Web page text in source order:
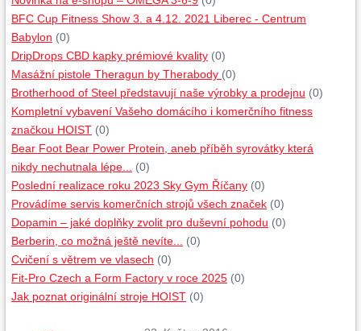
BFC Cup Fitness Show 3. a 4.12. 2021 Liberec - Centrum
Babylon (0)
DripDrops CBD kapky prémiové kvality (0)
Masážní pistole Theragun by Therabody (0)
Brotherhood of Steel představují naše výrobky a prodejnu (0)
Kompletní vybavení Vašeho domácího i komerčního fitness
značkou HOIST (0)
Bear Foot Bear Power Protein, aneb příběh syrovátky která
nikdy nechutnala lépe...
(0)
Poslední realizace roku 2023 Sky Gym Říčany (0)
Provádíme servis komerčních strojů všech značek (0)
Dopamin – jaké doplňky zvolit pro duševní pohodu (0)
Berberin, co možná ještě nevíte...
(0)
Cvičení s větrem ve vlasech (0)
Fit-Pro Czech a Form Factory v roce 2025 (0)
Jak poznat originální stroje HOIST (0)